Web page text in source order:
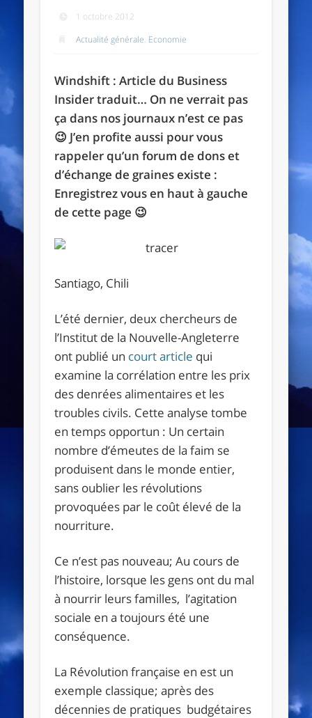
1 octobre 2012
Actualité générale, Economie
Windshift : Article du Business
Insider traduit… On ne verrait pas
ça dans nos journaux n’est ce pas
😉 J’en profite aussi pour vous
rappeler qu’un forum de dons et
d’échange de graines existe :
Enregistrez vous en haut à gauche
de cette page 😉
Santiago, Chili
L’été dernier, deux chercheurs de
l’Institut de la Nouvelle-Angleterre
ont publié un court article qui
examine la corrélation entre les prix
des denrées alimentaires et les
troubles civils. Cette analyse tombe
en temps opportun : Un certain
nombre d’émeutes de la faim se
produisent dans le monde entier,
sans oublier les révolutions
provoquées par le coût élevé de la
nourriture.
Ce n’est pas nouveau; Au cours de
l’histoire, lorsque les gens ont du mal
à nourrir leurs familles, l’agitation
sociale en a toujours été une
conséquence.
La Révolution française en est un
exemple classique; après des
décennies de pratiques budgétaires